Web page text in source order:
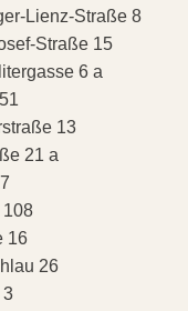
Lienz-Straße 8
Straße 15
6 a
13
21 a
16
26
3